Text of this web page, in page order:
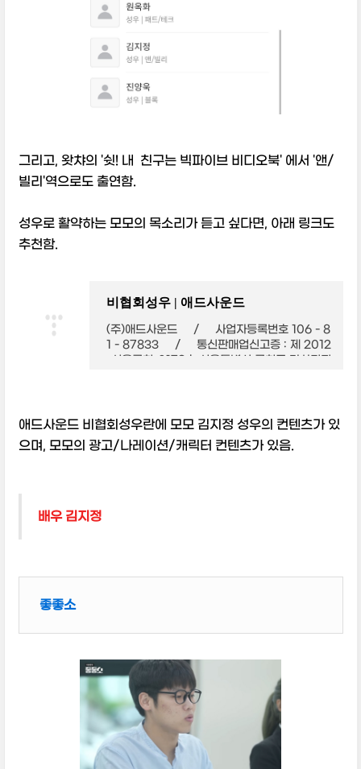
그리고, 왓챠의 '쉿! 내 친구는 빅파이브 비디오북' 에서 '앤/
빌리'역으로도 출연함.
성우로 활약하는 모모의 목소리가 듣고 싶다면, 아래 링크도
추천함.
비협회성우 | 애드사운드
(주)애드사운드 / 사업자등록번호 106 - 8
1 - 87833 / 통신판매업신고증 : 제 2012
-서울금천-0179호 서울특별시 금천구 가산디지
애드사운드 비협회성우란에 모모 김지정 성우의 컨텐츠가 있
으며, 모모의 광고/나레이션/캐릭터 컨텐츠가 있음.
배우 김지정
좋좋소